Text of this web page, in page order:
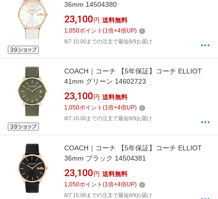
36mm 14504380
23,100 円 送料無料
1,050ポイント (1倍+4倍UP)
8/7 15:00までの注文で最短8/9お届け
COACH｜コーチ 【5年保証】コーチ ELLIOT
41mm グリーン 14602723
23,100 円 送料無料
1,050ポイント (1倍+4倍UP)
8/7 15:00までの注文で最短8/9お届け
COACH｜コーチ 【5年保証】コーチ ELLIOT
36mm ブラック 14504381
23,100 円 送料無料
1,050ポイント (1倍+4倍UP)
8/7 15:00までの注文で最短8/9お届け